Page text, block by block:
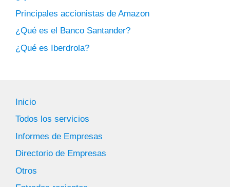
Principales accionistas de Amazon
¿Qué es el Banco Santander?
¿Qué es Iberdrola?
Inicio
Todos los servicios
Informes de Empresas
Directorio de Empresas
Otros